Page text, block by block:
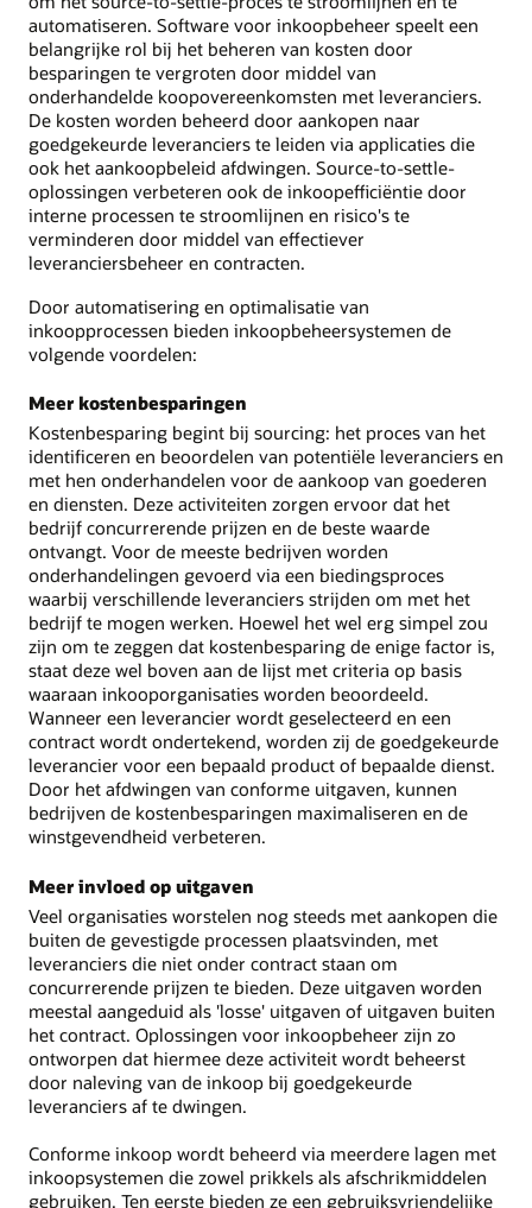
automatiseren. Software voor inkoopbeheer speelt een
belangrijke rol bij het beheren van kosten door
besparingen te vergroten door middel van
onderhandelde koopovereenkomsten met leveranciers.
De kosten worden beheerd door aankopen naar
goedgekeurde leveranciers te leiden via applicaties die
ook het aankoopbeleid afdwingen. Source-to-settle-
oplossingen verbeteren ook de inkoopefficiëntie door
interne processen te stroomlijnen en risico's te
verminderen door middel van effectiever
leveranciersbeheer en contracten.
Door automatisering en optimalisatie van
inkoopprocessen bieden inkoopbeheersystemen de
volgende voordelen:
Meer kostenbesparingen
Kostenbesparing begint bij sourcing: het proces van het
identificeren en beoordelen van potentiële leveranciers en
met hen onderhandelen voor de aankoop van goederen
en diensten. Deze activiteiten zorgen ervoor dat het
bedrijf concurrerende prijzen en de beste waarde
ontvangt. Voor de meeste bedrijven worden
onderhandelingen gevoerd via een biedingsproces
waarbij verschillende leveranciers strijden om met het
bedrijf te mogen werken. Hoewel het wel erg simpel zou
zijn om te zeggen dat kostenbesparing de enige factor is,
staat deze wel boven aan de lijst met criteria op basis
waaraan inkooporganisaties worden beoordeeld.
Wanneer een leverancier wordt geselecteerd en een
contract wordt ondertekend, worden zij de goedgekeurde
leverancier voor een bepaald product of bepaalde dienst.
Door het afdwingen van conforme uitgaven, kunnen
bedrijven de kostenbesparingen maximaliseren en de
winstgevendheid verbeteren.
Meer invloed op uitgaven
Veel organisaties worstelen nog steeds met aankopen die
buiten de gevestigde processen plaatsvinden, met
leveranciers die niet onder contract staan om
concurrerende prijzen te bieden. Deze uitgaven worden
meestal aangeduid als 'losse' uitgaven of uitgaven buiten
het contract. Oplossingen voor inkoopbeheer zijn zo
ontworpen dat hiermee deze activiteit wordt beheerst
door naleving van de inkoop bij goedgekeurde
leveranciers af te dwingen.
Conforme inkoop wordt beheerd via meerdere lagen met
inkoopsystemen die zowel prikkels als afschrikmiddelen
gebruiken. Ten eerste bieden ze een gebruiksvriendelijke